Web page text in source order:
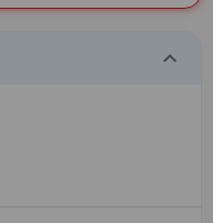
keyboard_arrow_down